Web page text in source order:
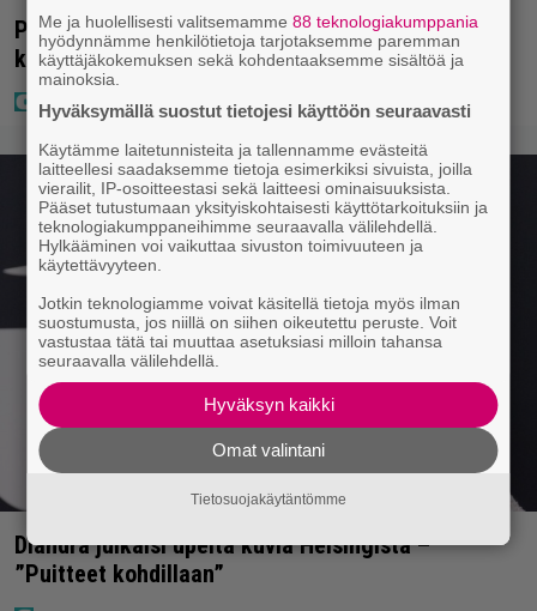
Poliisilla tehovalvonta – tästä kysymys ja näin
kauan kestää
Diandra julkaisi upeita kuvia Helsingistä –
”Puitteet kohdillaan”
Me ja huolellisesti valitsemamme88 teknologiakumppania
hyödynnämme henkilötietoja tarjotaksemme paremman
käyttäjäkokemuksen sekä kohdentaaksemme sisältöä ja
mainoksia.
Hyväksymällä suostut tietojesi käyttöön seuraavasti
Käytämme laitetunnisteita ja tallennamme evästeitä
laitteellesi saadaksemme tietoja esimerkiksi sivuista, joilla
vierailit, IP-osoitteestasi sekä laitteesi ominaisuuksista.
Pääset tutustumaan yksityiskohtaisesti käyttötarkoituksiin ja
teknologiakumppaneihimme seuraavalla välilehdellä.
Hylkääminen voi vaikuttaa sivuston toimivuuteen ja
käytettävyyteen.
Jotkin teknologiamme voivat käsitellä tietoja myös ilman
suostumusta, jos niillä on siihen oikeutettu peruste. Voit
vastustaa tätä tai muuttaa asetuksiasi milloin tahansa
seuraavalla välilehdellä.
Hyväksyn kaikki
Omat valintani
Tietosuojakäytäntömme